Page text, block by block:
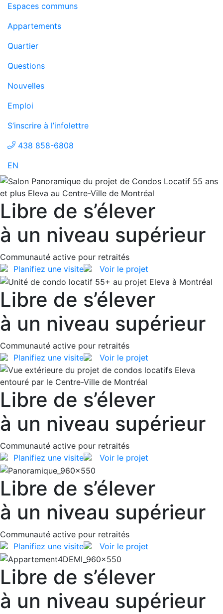
Espaces communs
Appartements
Quartier
Questions
Nouvelles
Emploi
S’inscrire à l’infolettre
438 858-6808
EN
Libre de s’élever
à un niveau supérieur
Communauté active pour retraités
Planifiez une visite
Voir le projet
Libre de s’élever
à un niveau supérieur
Communauté active pour retraités
Planifiez une visite
Voir le projet
Libre de s’élever
à un niveau supérieur
Communauté active pour retraités
Planifiez une visite
Voir le projet
Libre de s’élever
à un niveau supérieur
Communauté active pour retraités
Planifiez une visite
Voir le projet
Libre de s’élever
à un niveau supérieur